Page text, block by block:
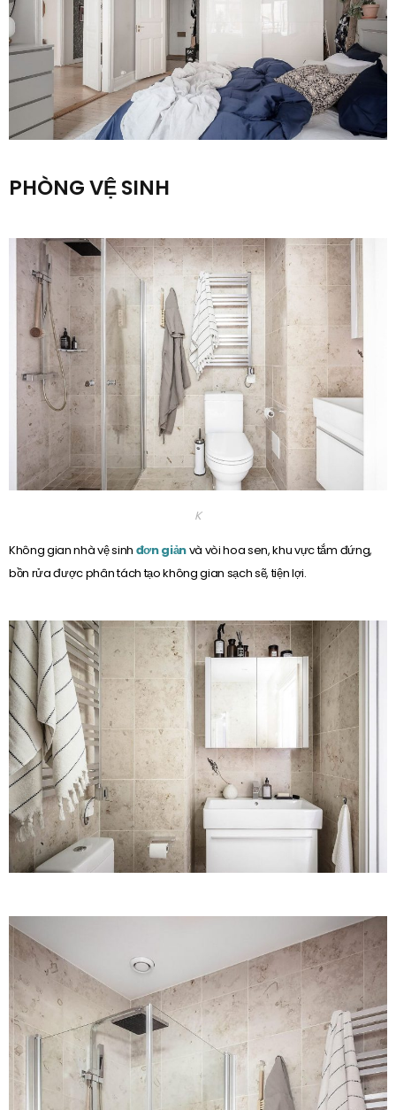
PHÒNG VỆ SINH
K
Không gian nhà vệ sinh đơn giảnvà vòi hoa sen, khu vực tắm đứng,
bồn rửa được phân tách tạo không gian sạch sẽ, tiện lợi.